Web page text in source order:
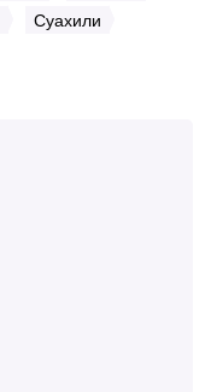
Суахили